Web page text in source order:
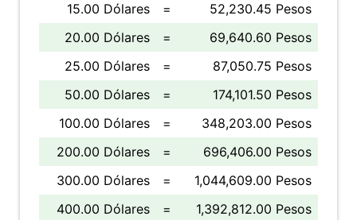
15.00 Dólares
=
52,230.45 Pesos
20.00 Dólares
=
69,640.60 Pesos
25.00 Dólares
=
87,050.75 Pesos
50.00 Dólares
=
174,101.50 Pesos
100.00 Dólares
=
348,203.00 Pesos
200.00 Dólares
=
696,406.00 Pesos
300.00 Dólares
=
1,044,609.00 Pesos
400.00 Dólares
=
1,392,812.00 Pesos